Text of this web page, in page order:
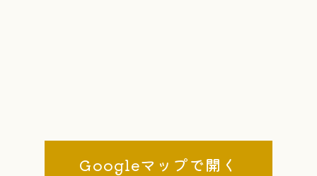
Googleマップで開く